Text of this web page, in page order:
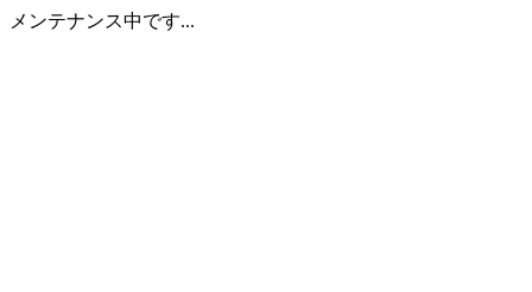
メンテナンス中です...